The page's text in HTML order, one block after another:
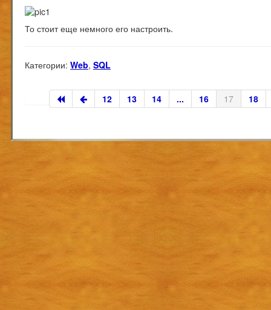
То стоит еще немного его настроить.
Категории: Web, SQL
12 13 14 ... 16 17 18